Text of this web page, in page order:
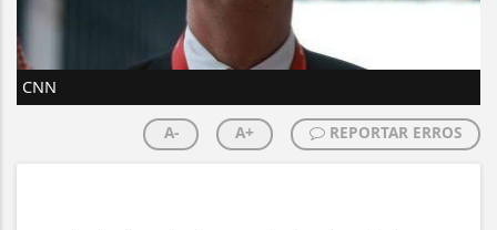
CNN
A- A+ REPORTAR ERROS